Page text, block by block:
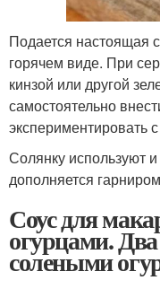
Подается настоящая
горячем виде. При
кинзой или другой
самостоятельно
экспериментировать
Солянку используют
дополняется
Соус для
огурцами. Два
солеными